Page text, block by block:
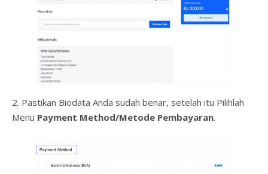
2. Pastikan Biodata Anda sudah benar, setelah itu Pilihlah
Menu Payment Method/Metode Pembayaran.